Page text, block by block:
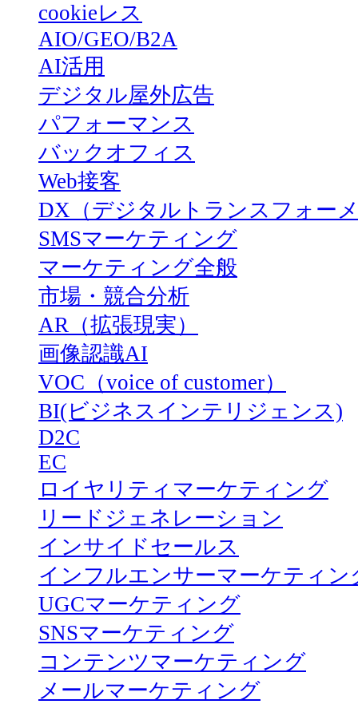
cookieレス
AIO/GEO/B2A
AI活用
デジタル屋外広告
パフォーマンス
バックオフィス
Web接客
DX（デジタルトランスフォー
SMSマーケティング
マーケティング全般
市場・競合分析
AR（拡張現実）
画像認識AI
VOC（voice of customer）
BI(ビジネスインテリジェンス)
D2C
EC
ロイヤリティマーケティング
リードジェネレーション
インサイドセールス
インフルエンサーマーケティン
UGCマーケティング
SNSマーケティング
コンテンツマーケティング
メールマーケティング